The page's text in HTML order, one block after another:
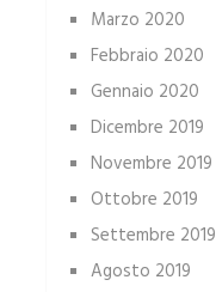
Marzo 2020
Febbraio 2020
Gennaio 2020
Dicembre 2019
Novembre 2019
Ottobre 2019
Settembre 2019
Agosto 2019